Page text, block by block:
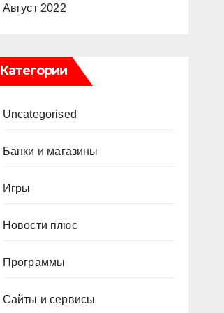
Август 2022
Категории
Uncategorised
Банки и магазины
Игры
Новости плюс
Программы
Сайты и сервисы